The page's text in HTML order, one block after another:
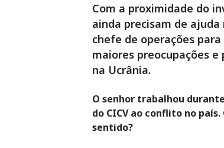
Com a proximidade do
ainda precisam de
chefe de operações
maiores preocupações e
na Ucrânia.
O senhor trabalhou
do CICV ao conflito no
sentido?